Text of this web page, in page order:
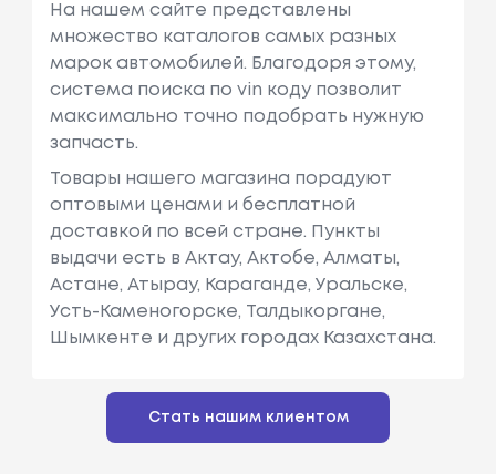
На нашем сайте представлены
множество каталогов самых разных
марок автомобилей. Благодоря этому,
система поиска по vin коду позволит
максимально точно подобрать нужную
запчасть.
Товары нашего магазина порадуют
оптовыми ценами и бесплатной
доставкой по всей стране. Пункты
выдачи есть в Актау, Актобе, Алматы,
Астане, Атырау, Караганде, Уральске,
Усть-Каменогорске, Талдыкоргане,
Шымкенте и других городах Казахстана.
Стать нашим клиентом